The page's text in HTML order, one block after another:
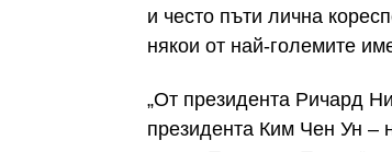
и често пъти лична
някои от най-големите
„От президента Ричард
президента Ким Чен Ун –